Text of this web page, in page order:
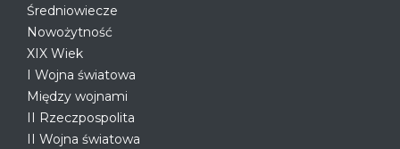
Średniowiecze
Nowożytność
XIX Wiek
I Wojna światowa
Między wojnami
II Rzeczpospolita
II Wojna światowa